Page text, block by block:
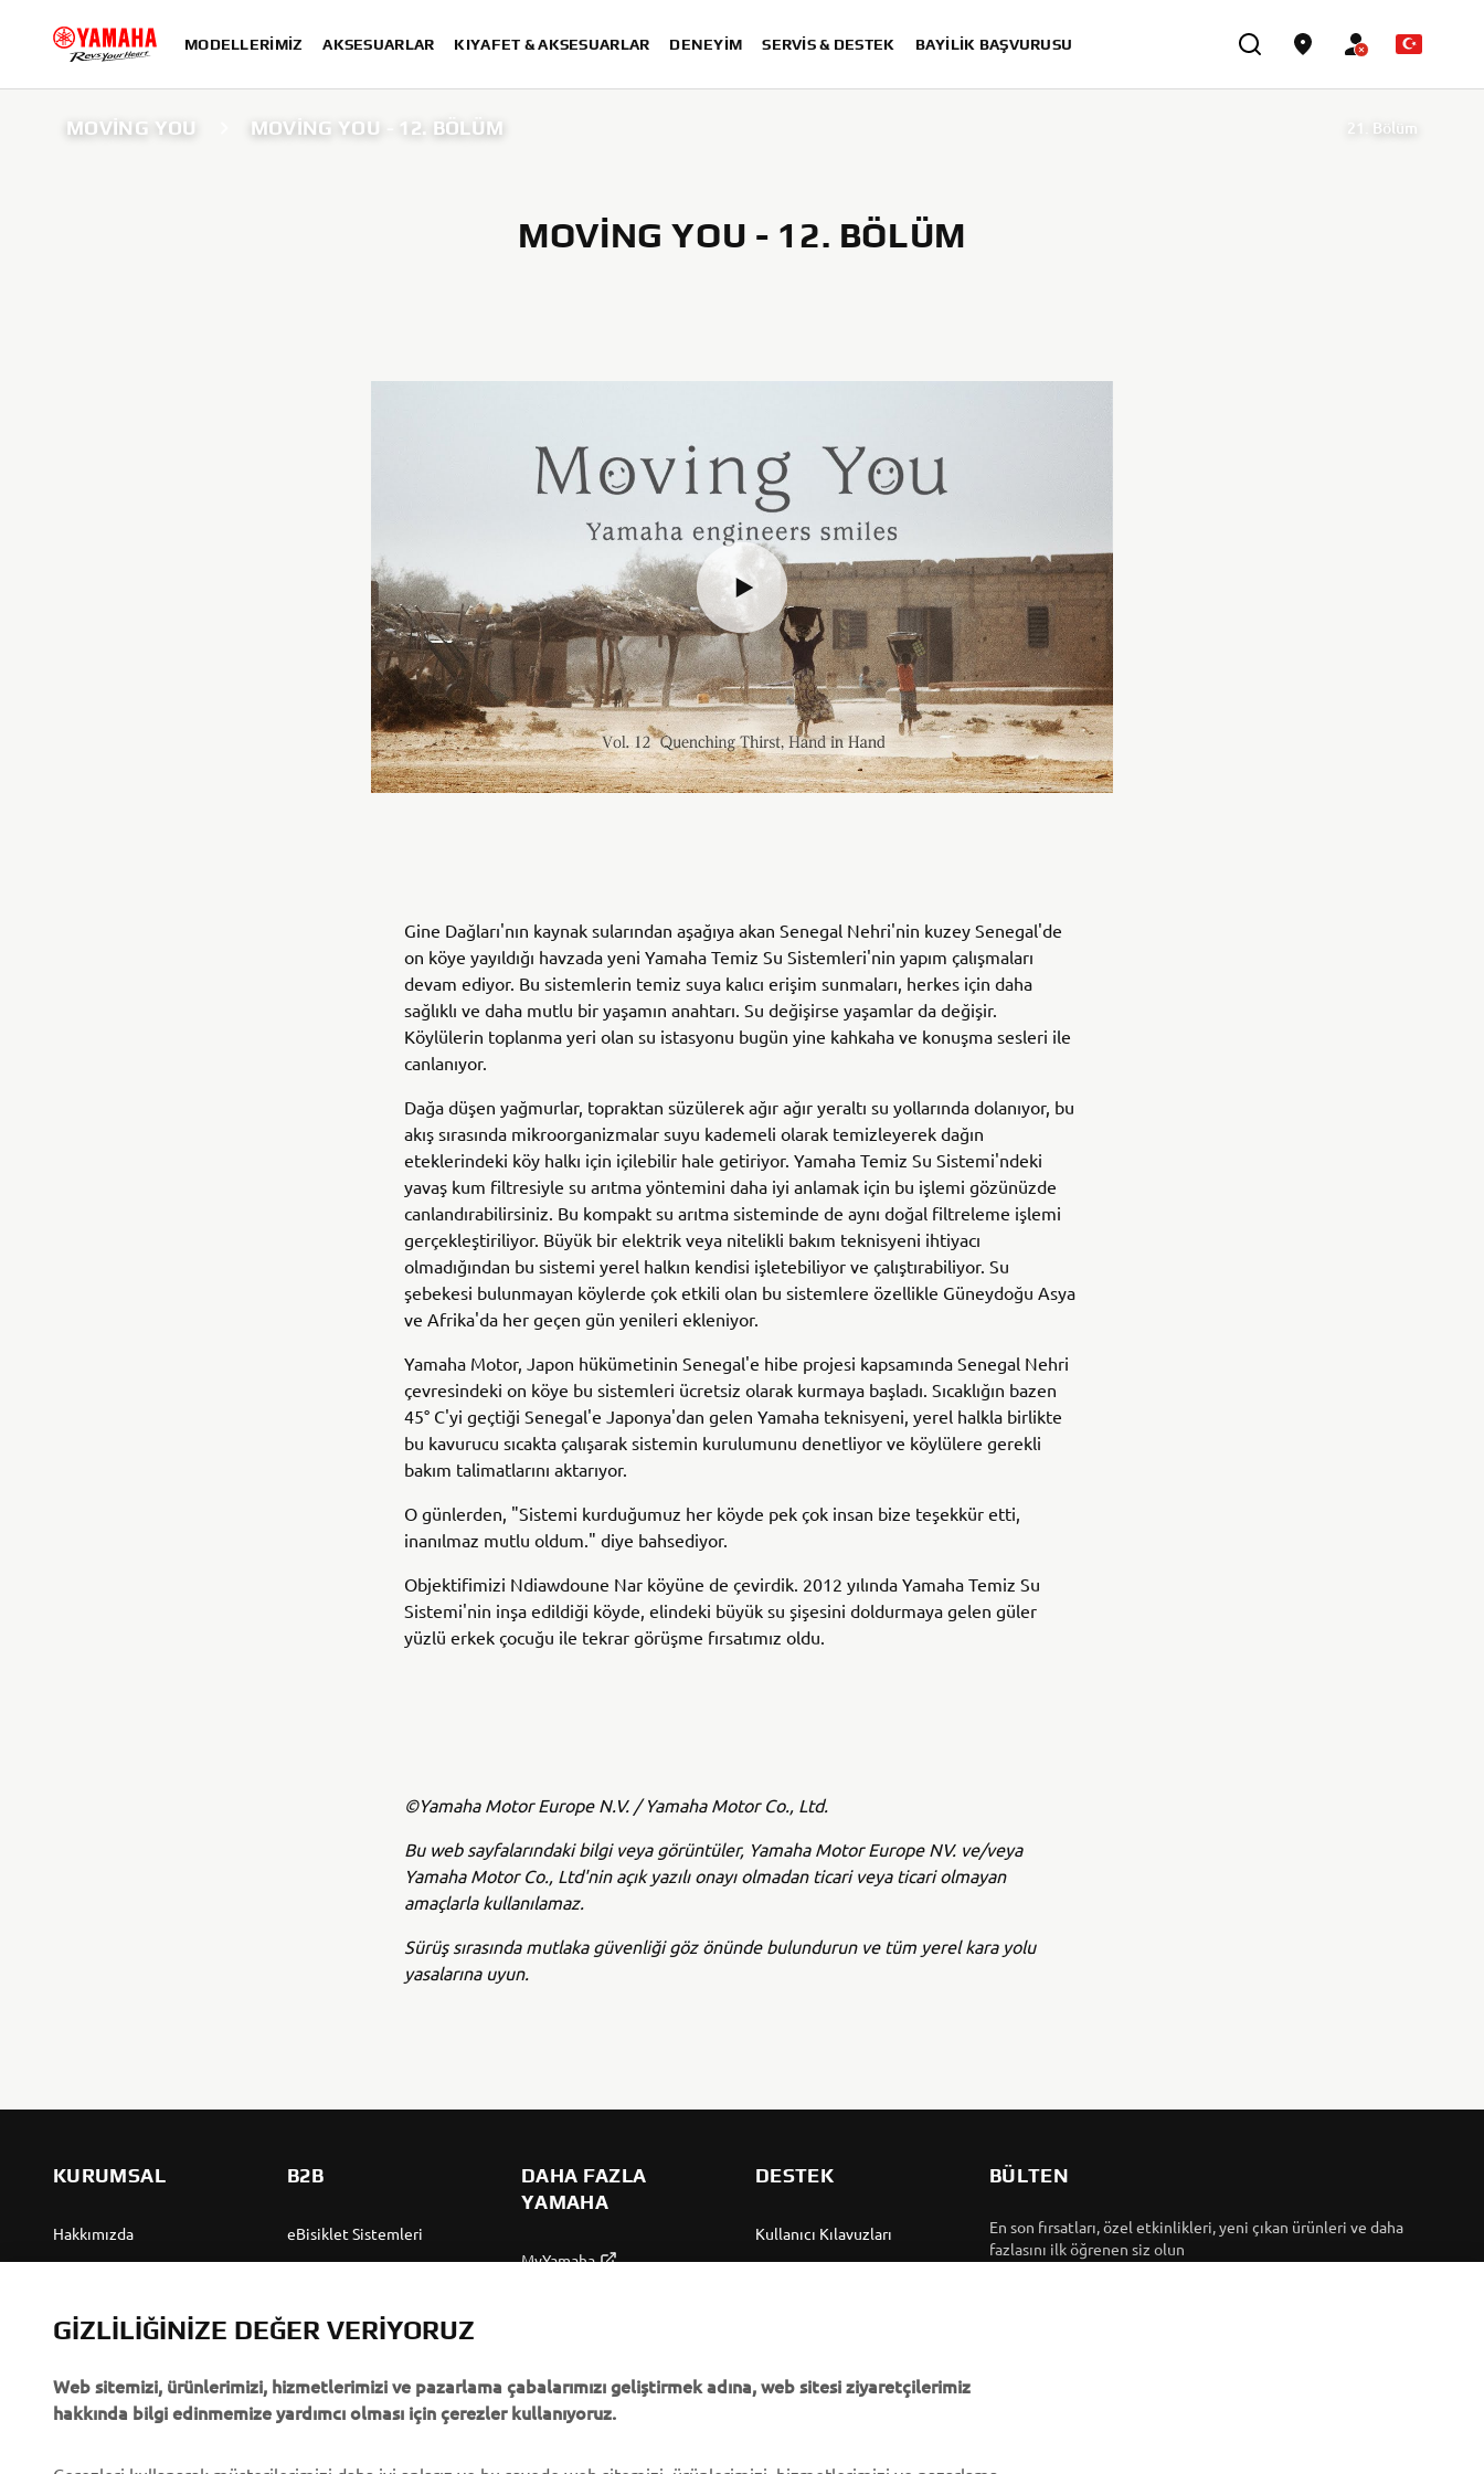
MODELLERIMIZ AKSESUARLAR KIYAFET & AKSESUARLAR DENEYIM SERVIS & DESTEK BAYİLİK BAŞVURUSU
MOVING YOU MOVING YOU - 12. BÖLÜM 21. Bölüm
MOVING YOU - 12. BÖLÜM
Gine Dağları'nın kaynak sularından aşağıya akan Senegal Nehri'nin kuzey Senegal'de
on köye yayıldığı havzada yeni Yamaha Temiz Su Sistemleri'nin yapım çalışmaları
devam ediyor. Bu sistemlerin temiz suya kalıcı erişim sunmaları, herkes için daha
sağlıklı ve daha mutlu bir yaşamın anahtarı. Su değişirse yaşamlar da değişir.
Köylülerin toplanma yeri olan su istasyonu bugün yine kahkaha ve konuşma sesleri ile
canlanıyor.
Dağa düşen yağmurlar, topraktan süzülerek ağır ağır yeraltı su yollarında dolanıyor, bu
akış sırasında mikroorganizmalar suyu kademeli olarak temizleyerek dağın
eteklerindeki köy halkı için içilebilir hale getiriyor. Yamaha Temiz Su Sistemi'ndeki
yavaş kum filtresiyle su arıtma yöntemini daha iyi anlamak için bu işlemi gözünüzde
canlandırabilirsiniz. Bu kompakt su arıtma sisteminde de aynı doğal filtreleme işlemi
gerçekleştiriliyor. Büyük bir elektrik veya nitelikli bakım teknisyeni ihtiyacı
olmadığından bu sistemi yerel halkın kendisi işletebiliyor ve çalıştırabiliyor. Su
şebekesi bulunmayan köylerde çok etkili olan bu sistemlere özellikle Güneydoğu Asya
ve Afrika'da her geçen gün yenileri ekleniyor.
Yamaha Motor, Japon hükümetinin Senegal'e hibe projesi kapsamında Senegal Nehri
çevresindeki on köye bu sistemleri ücretsiz olarak kurmaya başladı. Sıcaklığın bazen
45° C'yi geçtiği Senegal'e Japonya'dan gelen Yamaha teknisyeni, yerel halkla birlikte
bu kavurucu sıcakta çalışarak sistemin kurulumunu denetliyor ve köylülere gerekli
bakım talimatlarını aktarıyor.
O günlerden, "Sistemi kurduğumuz her köyde pek çok insan bize teşekkür etti,
inanılmaz mutlu oldum." diye bahsediyor.
Objektifimizi Ndiawdoune Nar köyüne de çevirdik. 2012 yılında Yamaha Temiz Su
Sistemi'nin inşa edildiği köyde, elindeki büyük su şişesini doldurmaya gelen güler
yüzlü erkek çocuğu ile tekrar görüşme fırsatımız oldu.
©Yamaha Motor Europe N.V. / Yamaha Motor Co., Ltd.
Bu web sayfalarındaki bilgi veya görüntüler, Yamaha Motor Europe NV. ve/veya
Yamaha Motor Co., Ltd'nin açık yazılı onayı olmadan ticari veya ticari olmayan
amaçlarla kullanılamaz.
Sürüş sırasında mutlaka güvenliği göz önünde bulundurun ve tüm yerel kara yolu
yasalarına uyun.
KURUMSAL
Hakkımızda
Olaylar
Broşürler
B2B
eBisiklet Sistemleri
Sürücü kursları
DAHA FAZLA
YAMAHA
MyYamaha
Yamaha Motor Global
Mobil Uygulamalar
DESTEK
Kullanıcı Kılavuzları
Bilgilendirme
BÜLTEN
En son fırsatları, özel etkinlikleri, yeni çıkan ürünleri ve daha
fazlasını ilk öğrenen siz olun
GIZLILIĞINIZE DEĞER VERIYORUZ
Web sitemizi, ürünlerimizi, hizmetlerimizi ve pazarlama çabalarımızı geliştirmek adına, web sitesi ziyaretçilerimiz
hakkında bilgi edinmemize yardımcı olması için çerezler kullanıyoruz.